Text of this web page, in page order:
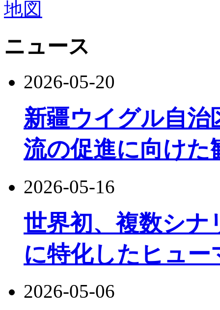
ニュース
2026-05-20
新疆ウイグル自治
流の促進に向けた
2026-05-16
世界初、複数シナ
に特化したヒュ
2026-05-06